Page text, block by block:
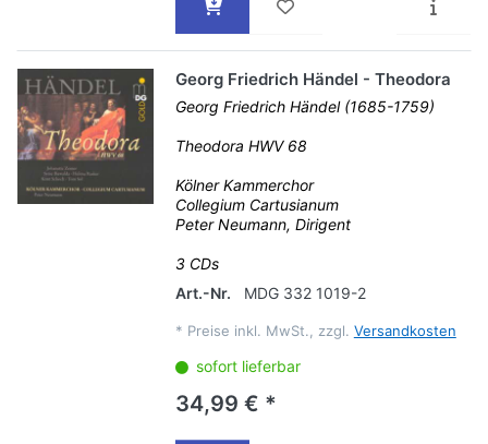
Georg Friedrich Händel - Theodora
Georg Friedrich Händel (1685-1759)
Theodora HWV 68
Kölner Kammerchor
Collegium Cartusianum
Peter Neumann, Dirigent
3 CDs
Art.-Nr.
MDG 332 1019-2
* Preise inkl. MwSt., zzgl. Versandkosten
sofort lieferbar
34,99 € *